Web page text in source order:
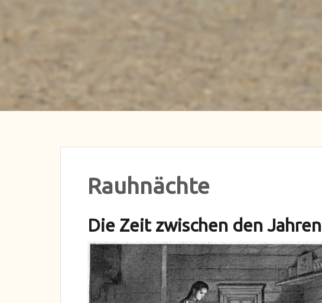
Rauhnächte
Die Zeit zwischen den Jahren